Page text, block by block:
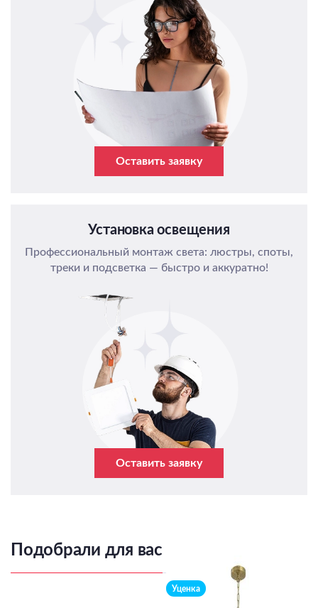
Оставить заявку
Установка освещения
Профессиональный монтаж света: люстры, споты,
треки и подсветка — быстро и аккуратно!
Оставить заявку
Подобрали для вас
Уценка